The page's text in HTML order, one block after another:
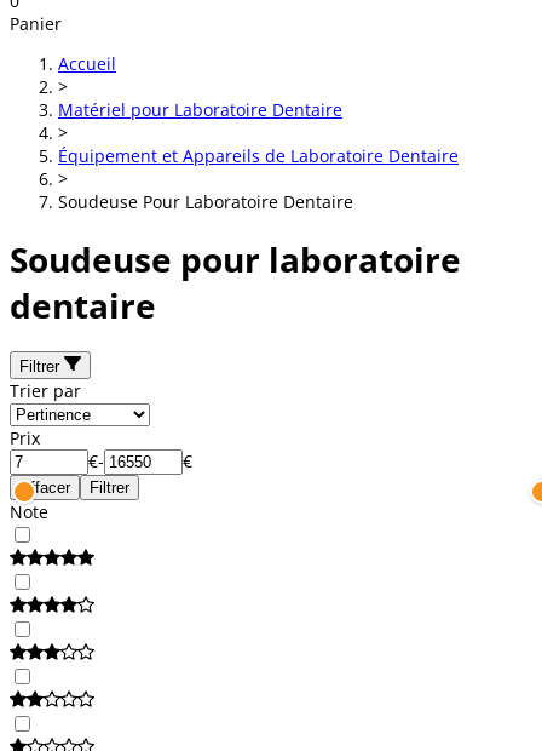
Panier
Accueil
>
Matériel pour Laboratoire Dentaire
>
Équipement et Appareils de Laboratoire Dentaire
>
Soudeuse Pour Laboratoire Dentaire
Soudeuse pour laboratoire
dentaire
Filtrer
Trier par
Prix
€- €
Effacer Filtrer
Note